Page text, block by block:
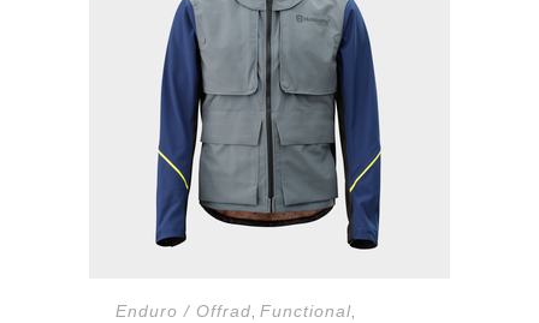
Enduro / Offrad, Functional,